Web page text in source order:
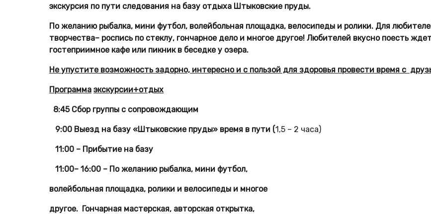
экскурсия по пути следования на базу отдыха Штыковские пруды.
По желанию рыбалка, мини футбол, волейбольная площадка, велосипеды и ролики. Для
творчества– роспись по стеклу, гончарное дело и многое другое! Любителей вкусно поесть
гостеприимное кафе или пикник в беседке у озера.
Не упустите возможность задорно, интересно и с пользой для здоровья провести время с
Программа экскурсии+отдых
8:45 Сбор группы с сопровождающим
9:00 Выезд на базу «Штыковские пруды» время в пути (1,5 – 2 часа)
11:00 – Прибытие на базу
11:00– 16:00 – По желанию рыбалка, мини футбол,
волейбольная площадка, ролики и велосипеды и многое
другое. Гончарная мастерская, авторская открытка,